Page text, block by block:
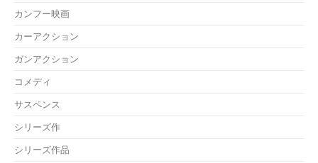
カンフー映画
カーアクション
ガンアクション
コメディ
サスペンス
シリーズ作
シリーズ作品